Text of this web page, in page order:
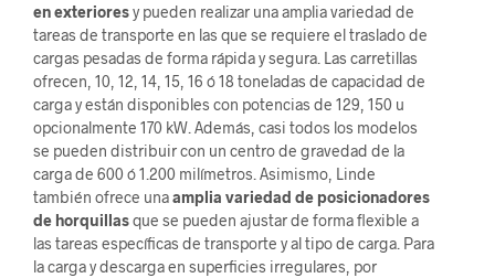
en exterioresy pueden realizar una amplia variedad de
tareas de transporte en las que se requiere el traslado de
cargas pesadas de forma rápida y segura. Las carretillas
ofrecen, 10, 12, 14, 15, 16 ó 18 toneladas de capacidad de
carga y están disponibles con potencias de 129, 150 u
opcionalmente 170 kW. Además, casi todos los modelos
se pueden distribuir con un centro de gravedad de la
carga de 600 ó 1.200 milímetros. Asimismo, Linde
también ofrece unaamplia variedad de posicionadores
de horquillasque se pueden ajustar de forma flexible a
las tareas específicas de transporte y al tipo de carga. Para
la carga y descarga en superficies irregulares, por